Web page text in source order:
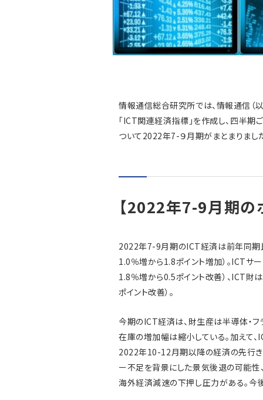
情報通信総合研究所では、情報通信（
「ICT関連経済指標」を作成し、四半期
ついて2022年7-９月期がまとまりまし
【2022年7-9月期の
2022年7-9月期のICT経済は前年同期
1.0％増から1.8ポイント増加）。ICT
1.8％増から0.5ポイント改善）、ICT財
ポイント改善）。
今期のICT経済は、財生産は半導体・
在庫の増加幅は縮小している。加えて
2022年10-12月期以降の経済の先行き
ー不足を背景にした景気後退の可能性
海外経済減速の下押し圧力がある。今